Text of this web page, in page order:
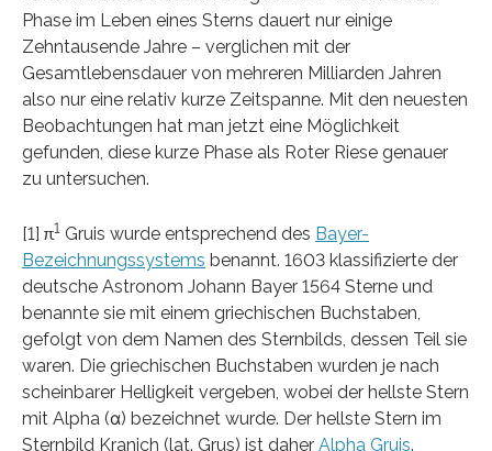
Phase im Leben eines Sterns dauert nur einige
Zehntausende Jahre – verglichen mit der
Gesamtlebensdauer von mehreren Milliarden Jahren
also nur eine relativ kurze Zeitspanne. Mit den neuesten
Beobachtungen hat man jetzt eine Möglichkeit
gefunden, diese kurze Phase als Roter Riese genauer
zu untersuchen.
[1] π1 Gruis wurde entsprechend des Bayer-
Bezeichnungssystems benannt. 1603 klassifizierte der
deutsche Astronom Johann Bayer 1564 Sterne und
benannte sie mit einem griechischen Buchstaben,
gefolgt von dem Namen des Sternbilds, dessen Teil sie
waren. Die griechischen Buchstaben wurden je nach
scheinbarer Helligkeit vergeben, wobei der hellste Stern
mit Alpha (α) bezeichnet wurde. Der hellste Stern im
Sternbild Kranich (lat. Grus) ist daher Alpha Gruis.